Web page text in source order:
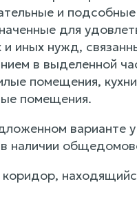
и
для
иных нужд,
в выделенной
помещения,
помещения.
варианте
в наличии